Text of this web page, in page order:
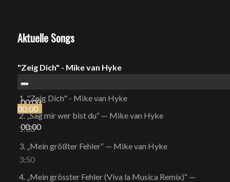
Aktuelle Songs
"Zeig Dich" - Mike van Hyke
00:00
00:00
00:00
1."Zeig Dich" - Mike van Hyke
2.„Sag mir wer bist du“ — Mike van Hyke
1:00
3. „Mein größter Fehler“ — Mike van Hyke
3:50
4. „Mein grösster Fehler (Viva la Musica Remix)“ —